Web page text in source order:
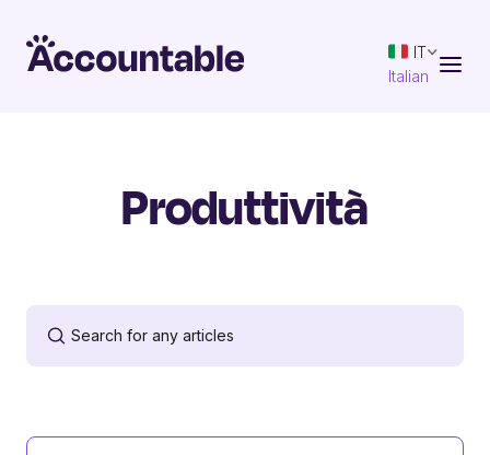
IT
Italian
Produttività